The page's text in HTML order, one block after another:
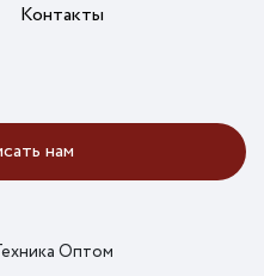
Контакты
нам
Оптом